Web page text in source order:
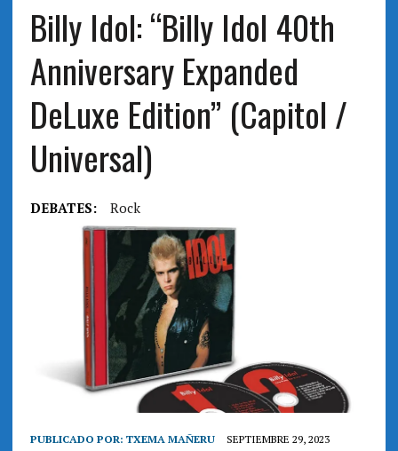
Billy Idol: “Billy Idol 40th
Anniversary Expanded
DeLuxe Edition” (Capitol /
Universal)
DEBATES: Rock
PUBLICADO POR: TXEMA MAÑERU SEPTIEMBRE 29, 2023